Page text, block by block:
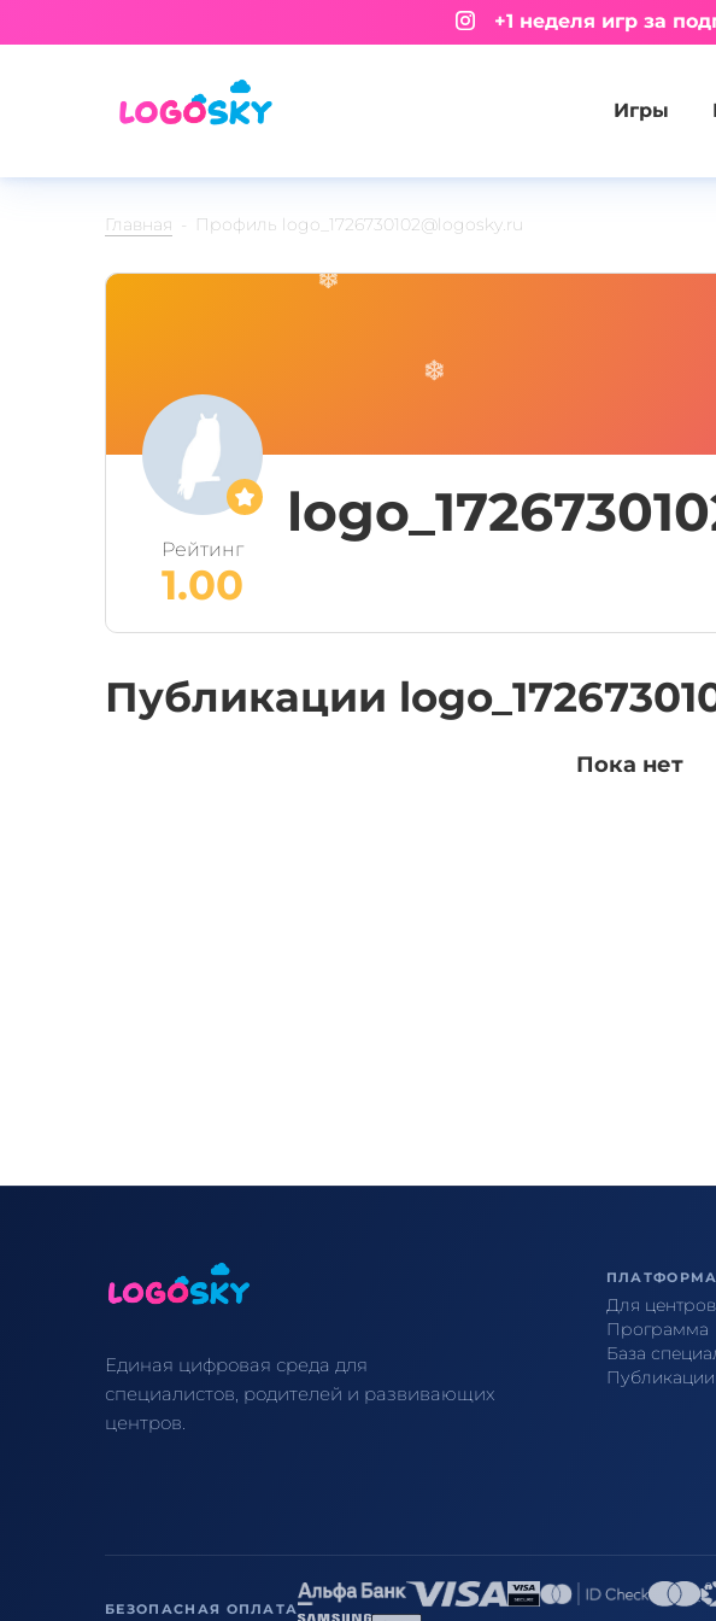
+1 неделя игр за
Игры
Главная Профиль logo_1726730102@logosky.ru
Рейтинг
1.00
Публикации
Пока нет
Единая цифровая среда для
специалистов, родителей и развивающих
центров.
ПЛАТФОРМА
Для центров
Программа
База
Публикации
БЕЗОПАСНАЯ ОПЛАТА